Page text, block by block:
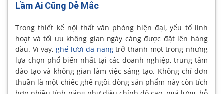
Lầm Ai Cũng Dễ Mắc
Trong thiết kế nội thất văn phòng hiện đại, yếu tố linh
hoạt và tối ưu không gian ngày càng được đặt lên hàng
đầu. Vì vậy, ghế lưới đa năngtrở thành một trong những
lựa chọn phổ biến nhất tại các doanh nghiệp, trung tâm
đào tạo và không gian làm việc sáng tạo. Không chỉ đơn
thuần là một chiếc ghế ngồi, dòng sản phẩm này còn tích